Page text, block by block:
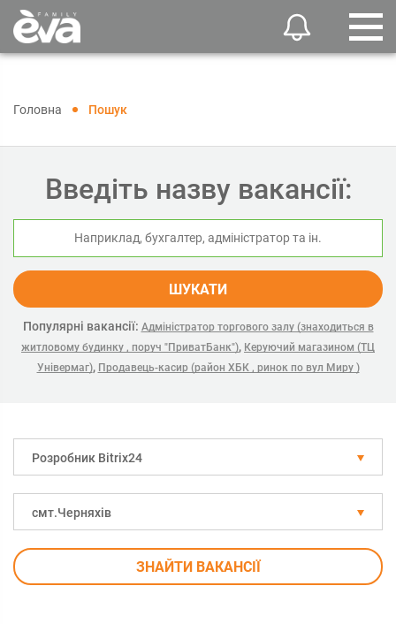
Головна Пошук
Введіть назву вакансії:
ШУКАТИ
Популярні вакансії: Адміністратор торгового залу (знаходиться в
житловому будинку , поруч "ПриватБанк"), Керуючий магазином (ТЦ
Універмаг), Продавець-касир (район ХБК , ринок по вул Миру )
Розробник Bitrix24
смт.Черняхів
ЗНАЙТИ ВАКАНСІЇ